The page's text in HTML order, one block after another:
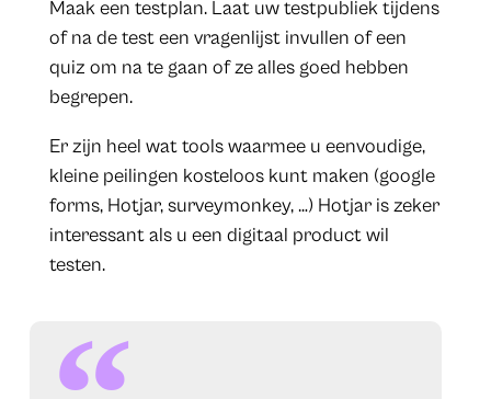
Maak een testplan. Laat uw testpubliek tijdens
of na de test een vragenlijst invullen of een
quiz om na te gaan of ze alles goed hebben
begrepen.
Er zijn heel wat tools waarmee u eenvoudige,
kleine peilingen kosteloos kunt maken (google
forms, Hotjar, surveymonkey, …) Hotjar is zeker
interessant als u een digitaal product wil
testen.